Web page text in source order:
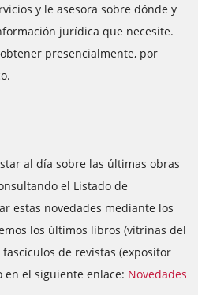
y le asesora sobre dónde y
jurídica que necesite.
presencialmente, por
al día sobre las últimas obras
el Listado de
estas novedades mediante los
los últimos libros (vitrinas del
de revistas (expositor
en el siguiente enlace: Novedades